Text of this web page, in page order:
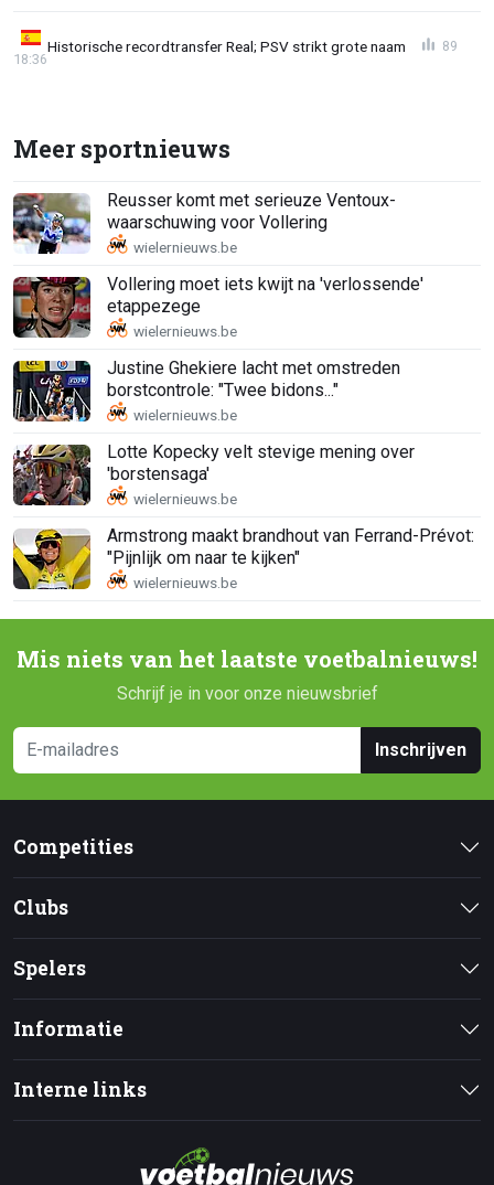
Historische recordtransfer Real; PSV strikt grote naam
18:36
89
Meer sportnieuws
Reusser komt met serieuze Ventoux-
waarschuwing voor Vollering
Vollering moet iets kwijt na 'verlossende'
etappezege
Justine Ghekiere lacht met omstreden
borstcontrole: "Twee bidons..."
Lotte Kopecky velt stevige mening over
'borstensaga'
Armstrong maakt brandhout van Ferrand-Prévot:
"Pijnlijk om naar te kijken"
Mis niets van het laatste voetbalnieuws!
Schrijf je in voor onze nieuwsbrief
Inschrijven
Competities
Clubs
Spelers
Informatie
Interne links